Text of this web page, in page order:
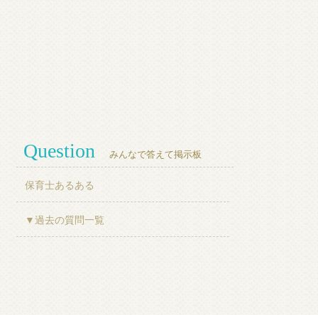
Question みんなで答えて掲示板
保育士あるある
▼過去の質問一覧